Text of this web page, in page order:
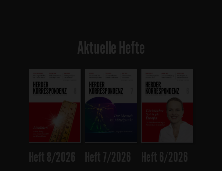
Aktuelle Hefte
Heft 8/2026 Heft 7/2026 Heft 6/2026